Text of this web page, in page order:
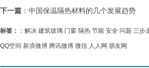
下一篇 ： 中国保温隔热材料的几个发展趋势
标签： ： 解决 建筑玻璃 门窗 隔热 节能 安全 问题 三步
QQ空间 新浪微博 腾讯微博 微信 人人网 朋友网